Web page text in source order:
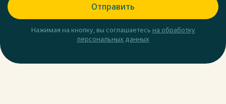
Отправить
Нажимая на кнопку, вы соглашаетесь на обработку
персональных данных